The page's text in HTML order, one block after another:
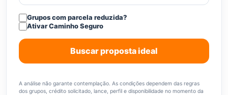
Grupos com parcela reduzida?
Ativar Caminho Seguro
Buscar proposta ideal
A análise não garante contemplação. As condições dependem das regras
dos grupos, crédito solicitado, lance, perfil e disponibilidade no momento da